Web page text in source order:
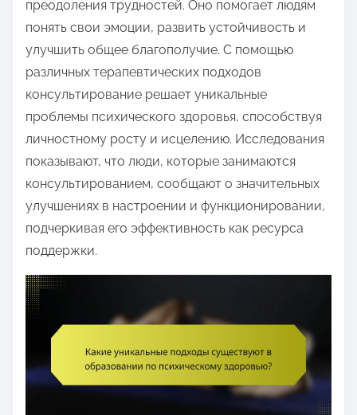
преодоления трудностей. Оно помогает людям
понять свои эмоции, развить устойчивость и
улучшить общее благополучие. С помощью
различных терапевтических подходов
консультирование решает уникальные
проблемы психического здоровья, способствуя
личностному росту и исцелению. Исследования
показывают, что люди, которые занимаются
консультированием, сообщают о значительных
улучшениях в настроении и функционировании,
подчеркивая его эффективность как ресурса
поддержки.